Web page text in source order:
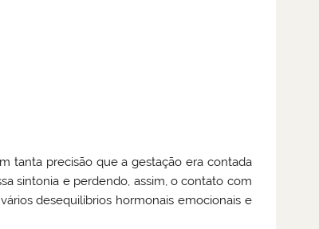
tanta precisão que a gestação era contada
sintonia e perdendo, assim, o contato com
desequilíbrios hormonais emocionais e